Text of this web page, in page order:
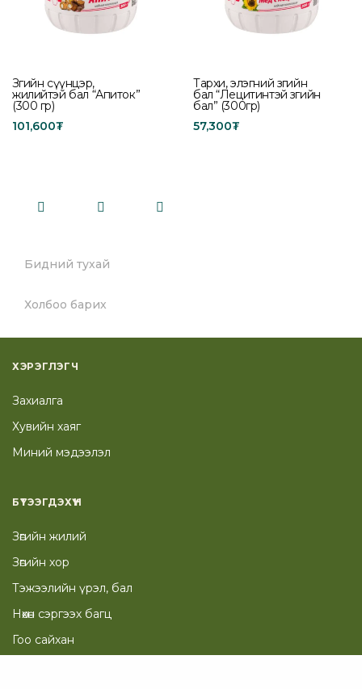
Зөгийн сүүнцэр,
жилийтэй бал “Апиток”
(300 гр)
101,600₮
Тархи, элэгний зөгийн
бал “Лецитинтэй зөгийн
бал” (300гр)
57,300₮
Бидний тухай
Холбоо барих
ХЭРЭГЛЭГЧ
Захиалга
Хувийн хаяг
Миний мэдээлэл
БҮТЭЭГДЭХҮҮН
Зөгийн жилий
Зөгийн хор
Тэжээлийн үрэл, бал
Нөхөн сэргээх багц
Гоо сайхан